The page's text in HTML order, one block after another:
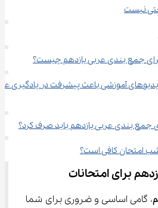
نیست
جمع بندی عربی یازدهم چیست؟
ویدیوهای آموزشی باعث پیشرفت در یادگیری
جمع بندی عربی یازدهم باید صرف کرد؟
امتحان کافی است؟
برای امتحانات
، گامی اساسی و ضروری برای شما